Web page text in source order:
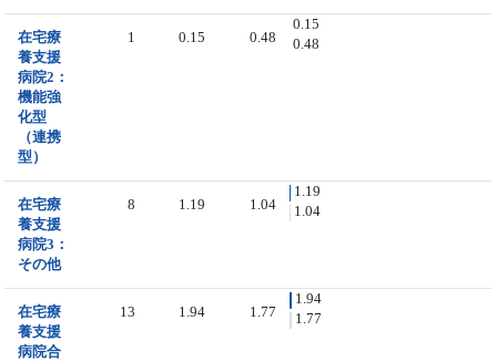
在宅療
養支援
病院2：
機能強
化型
（連携
型）
1 0.15 0.48
0.15
0.48
在宅療
養支援
病院3：
その他
8 1.19 1.04
1.19
1.04
在宅療
養支援
病院合
13 1.94 1.77
1.94
1.77